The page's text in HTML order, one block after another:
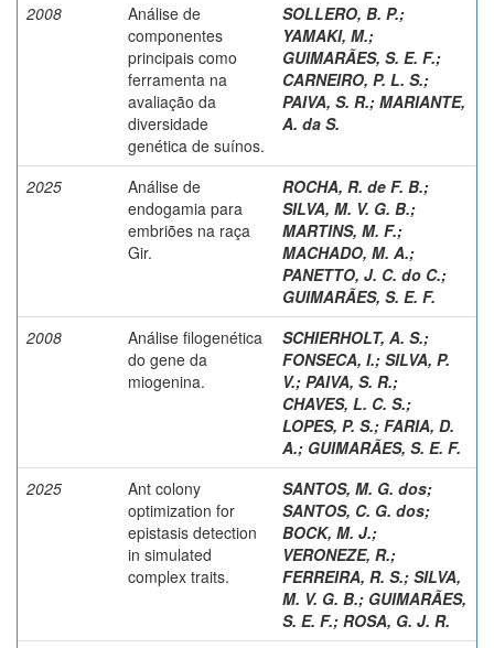
2008
Análise de
componentes
principais como
ferramenta na
avaliação da
diversidade
genética de suínos.
SOLLERO, B. P.;
YAMAKI, M.;
GUIMARÃES, S. E. F.;
CARNEIRO, P. L. S.;
PAIVA, S. R.; MARIANTE,
A. da S.
2025
Análise de
endogamia para
embriões na raça
Gir.
ROCHA, R. de F. B.;
SILVA, M. V. G. B.;
MARTINS, M. F.;
MACHADO, M. A.;
PANETTO, J. C. do C.;
GUIMARÃES, S. E. F.
2008
Análise filogenética
do gene da
miogenina.
SCHIERHOLT, A. S.;
FONSECA, I.; SILVA, P.
V.; PAIVA, S. R.;
CHAVES, L. C. S.;
LOPES, P. S.; FARIA, D.
A.; GUIMARÃES, S. E. F.
2025
Ant colony
optimization for
epistasis detection
in simulated
complex traits.
SANTOS, M. G. dos;
SANTOS, C. G. dos;
BOCK, M. J.;
VERONEZE, R.;
FERREIRA, R. S.; SILVA,
M. V. G. B.; GUIMARÃES,
S. E. F.; ROSA, G. J. R.